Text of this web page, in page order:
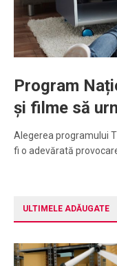
Program
și filme să
Alegerea programului
fi o adevărată
ULTIMELE ADĂUGATE